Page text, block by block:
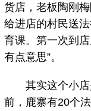
货店，老板陶刚
给进店的村民送
育课。第一次到
有点意思”。
其实这个小店
前，鹿寨有20个